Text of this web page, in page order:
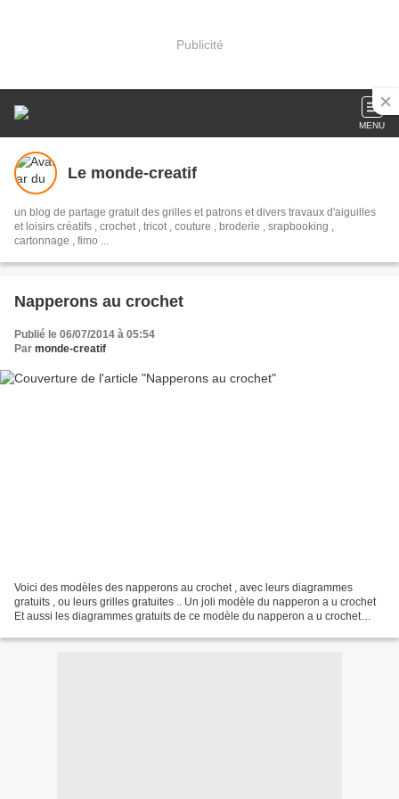
Publicité
MENU
Le monde-creatif
un blog de partage gratuit des grilles et patrons et divers travaux d'aiguilles
et loisirs créatifs , crochet , tricot , couture , broderie , srapbooking ,
cartonnage , fimo ...
Napperons au crochet
Publié le 06/07/2014 à 05:54
Par monde-creatif
Voici des modèles des napperons au crochet , avec leurs diagrammes
gratuits , ou leurs grilles gratuites .. Un joli modèle du napperon a u crochet
Et aussi les diagrammes gratuits de ce modèle du napperon a u crochet